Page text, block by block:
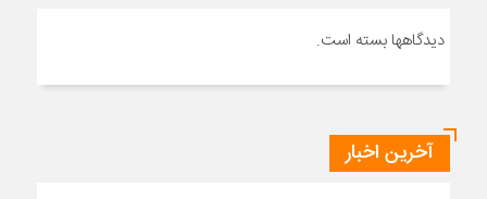
دیدگاهها بسته است.
آخرین اخبار